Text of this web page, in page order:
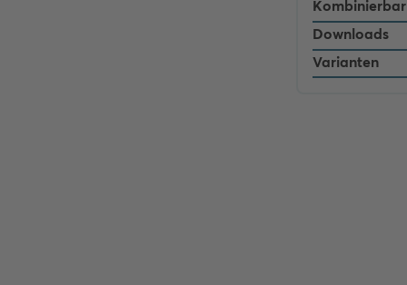
Downloads
Varianten